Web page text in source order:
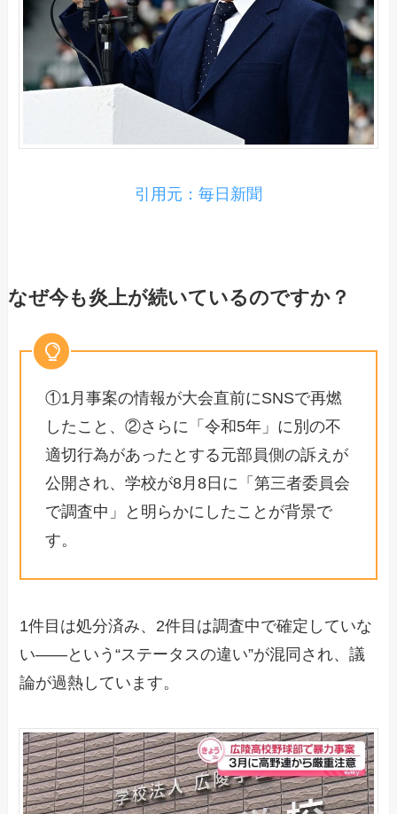
引用元：毎日新聞
なぜ今も炎上が続いているのですか？
①1月事案の情報が大会直前にSNSで再燃
したこと、②さらに「令和5年」に別の不
適切行為があったとする元部員側の訴えが
公開され、学校が8月8日に「第三者委員会
で調査中」と明らかにしたことが背景で
す。
1件目は処分済み、2件目は調査中で確定していな
い――という“ステータスの違い”が混同され、議
論が過熱しています。